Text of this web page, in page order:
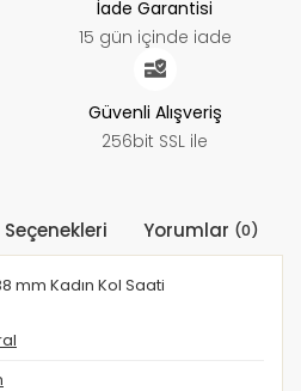
İade Garantisi
15 gün içinde iade
Güvenli Alışveriş
256bit SSL ile
Yorumlar (0)
mm Kadın Kol Saati